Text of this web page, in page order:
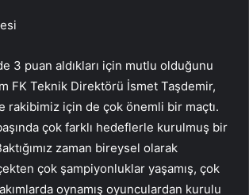
3 puan aldıkları için mutlu olduğunu
FK Teknik Direktörü İsmet Taşdemir,
rakibimiz için de çok önemli bir maçtı.
çok farklı hedeflerle kurulmuş bir
zaman bireysel olarak
çok şampiyonluklar yaşamış, çok
oynamış oyunculardan kurulu